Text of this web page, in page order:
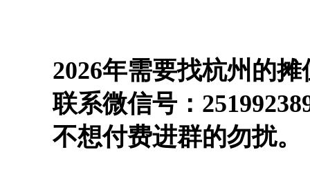
2026年需要找杭州的
联系微信号：
不想付费进群的勿扰。